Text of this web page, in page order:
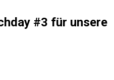
#3 für unsere